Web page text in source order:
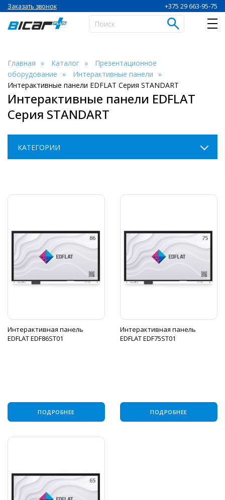
+375 29 663-95-75
Заказать звонок
Главная Каталог
Презентационное
оборудование
Интерактивные панели
Интерактивные панели EDFLAT Серия STANDART
Интерактивные панели EDFLAT
Серия STANDART
КАТЕГОРИИ
Интерактивная панель
EDFLAT EDF86ST01
ПОДРОБНЕЕ
Интерактивная панель
EDFLAT EDF75ST01
ПОДРОБНЕЕ